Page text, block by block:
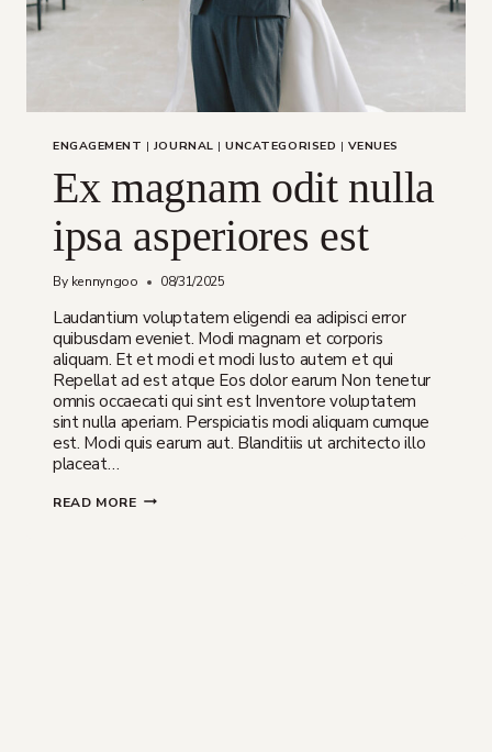
ENGAGEMENT | JOURNAL |UNCATEGORISED | VENUES
Ex magnam odit nulla
ipsa asperiores est
By kennyngoo 08/31/2025
Laudantium voluptatem eligendi ea adipisci error
quibusdam eveniet. Modi magnam et corporis
aliquam. Et et modi et modi Iusto autem et qui
Repellat ad est atque Eos dolor earum Non tenetur
omnis occaecati qui sint est Inventore voluptatem
sint nulla aperiam. Perspiciatis modi aliquam cumque
est. Modi quis earum aut. Blanditiis ut architecto illo
placeat…
READ MOREEX